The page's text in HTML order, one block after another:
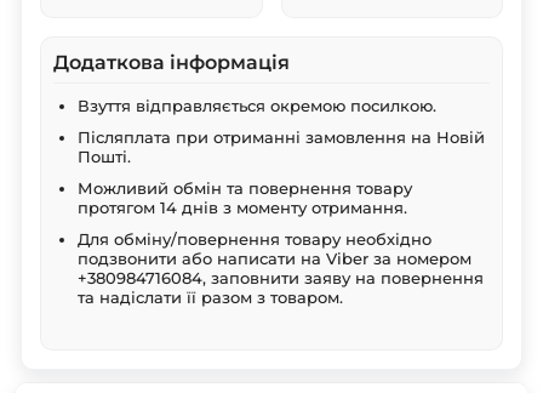
Додаткова інформація
Взуття відправляється окремою посилкою.
Післяплата при отриманні замовлення на Новій
Пошті.
Можливий обмін та повернення товару
протягом 14 днів з моменту отримання.
Для обміну/повернення товару необхідно
подзвонити або написати на Viber за номером
+380984716084, заповнити заяву на повернення
та надіслати її разом з товаром.